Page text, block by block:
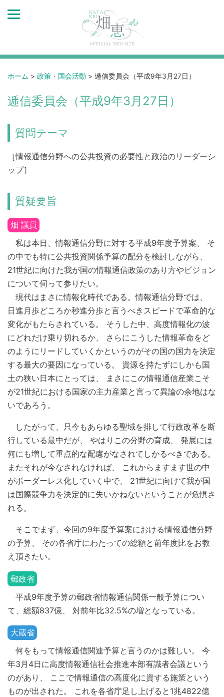
ホーム > 政策・国会活動 > 逓信委員会（平成9年3月27日）
逓信委員会（平成9年3月27日）
質問テーマ
［情報通信分野への公共投資の必要性と政治のリーダーシ
ップ］
質疑要旨
畑 議員
私は本日、情報通信分野に対する平成9年度予算案、 そ
の中でも特に公共投資関係予算の配分を検討しながら、
21世紀に向けた我が国の情報通信政策のあり方やビジョン
について伺って参りたい。
現代はまさに情報化時代である。情報通信分野では、
日進月歩どころか秒進分歩と言うべきスピードで革命的な
変化がもたらされている。 そうした中、高度情報化の波
にどれだけ乗り切れるか、 さらにこうした情報革命をど
のようにリードしていくかというのがその国の国力を決定
する最大の要因になっている。 資源を持たずにしかも国
土の狭い日本にとっては、 まさにこの情報通信産業こそ
が21世紀における国家の主力産業と言って異論の余地はな
いであろう。
したがって、只今もあらゆる聖域を排して行政改革を断
行している最中だが、 やはりこの分野の育成、 発展には
何にも増して重点的な配慮がなされてしかるべきである。
またそれが今なされなければ、 これからますます世の中
がボーダーレス化していく中で、 21世紀に向けて我が国
は国際競争力を決定的に失いかねないということが危惧さ
れる。
そこでまず、今回の9年度予算案における情報通信分野
の予算、 その各省庁にわたっての総額と前年度比をお教
え頂きたい。
郵政省
平成9年度予算の郵政省情報通信関係一般予算につい
て、総額837億、 対前年比32.5%の増となっている。
大蔵省
何をもって情報通信関連予算と言うのかは難しい。 今
年3月4日に高度情報通信社会推進本部有識者会議という
のがあり、 ここで情報通信の高度化に資する施策という
ものが出された。 これを各省庁足し上げると1兆4822億